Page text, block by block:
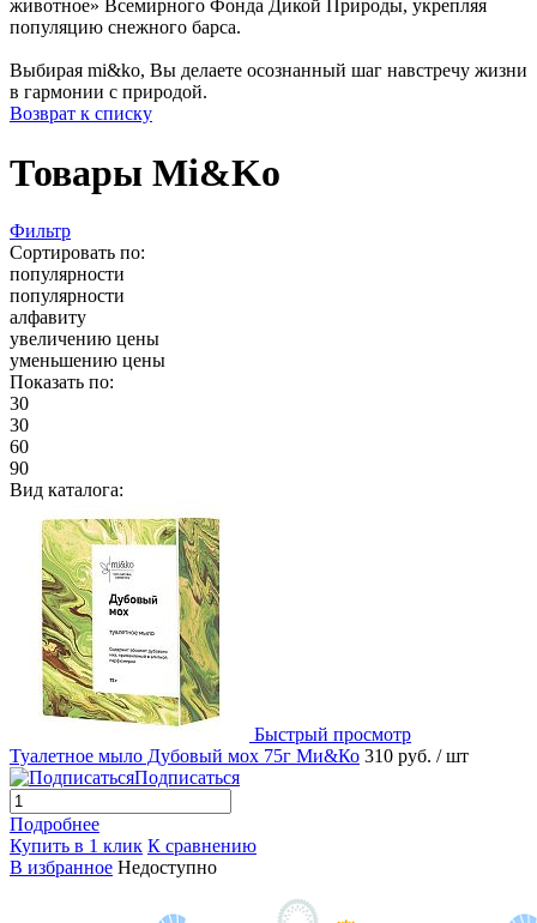
животное» Всемирного Фонда Дикой Природы, укрепляя
популяцию снежного барса.
Выбирая mi&ko, Вы делаете осознанный шаг навстречу жизни
в гармонии с природой.
Возврат к списку
Товары Mi&Ko
Фильтр
Сортировать по:
популярности
популярности
алфавиту
увеличению цены
уменьшению цены
Показать по:
30
30
60
90
Вид каталога:
Быстрый просмотр
Туалетное мыло Дубовый мох 75г Ми&Ко 310 руб. / шт
Подписаться
Подробнее
Купить в 1 клик К сравнению
В избранное Недоступно